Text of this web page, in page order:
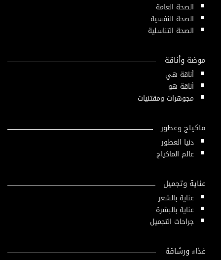
الصحة العامة
الصحة النفسية
الصحة التناسلية
موضة وأناقة
أناقة هي
أناقة هو
مجوهرات ومقتنيات
ماكياج وعطور
دنيا العطور
عالم الماكياج
عناية وتجميل
عناية بالشعر
عناية بالبشرة
جراحات التجميل
غذاء ورشاقة